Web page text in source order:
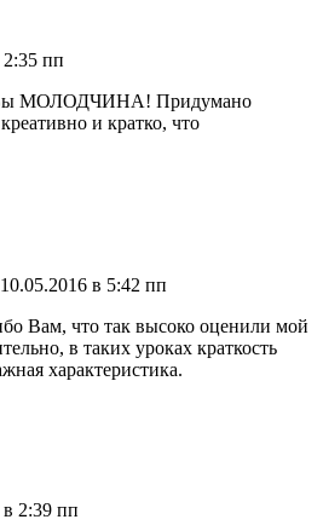
2:35 пп
Вы МОЛОДЧИНА! Придумано
и кратко, что
10.05.2016 в 5:42 пп
Вам, что так высоко оценили мой
в таких уроках краткость
характеристика.
в 2:39 пп